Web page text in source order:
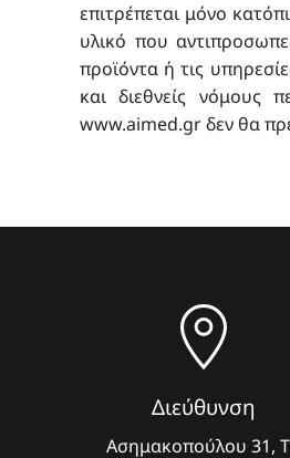
επιτρέπεται μόνο
υλικό που
προϊόντα ή τις
και διεθνείς νόμους
www.aimed.grδεν θα
Διεύθυνση
Ασημακοπούλου 31,